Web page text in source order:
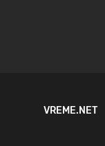
VREME.NET